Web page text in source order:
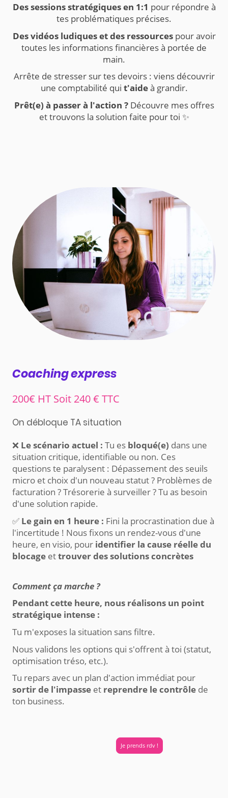
Des sessions stratégiques en 1:1 pour répondre à
tes problématiques précises.
Des vidéos ludiques et des ressourcespour avoir
toutes les informations financières à portée de
main.
Arrête de stresser sur tes devoirs : viens découvrir
une comptabilité qui t'aideà grandir.
Prêt(e) à passer à l'action ?Découvre mes offres
et trouvons la solution faite pour toi ✨
Coaching express
200€ HT Soit 240 € TTC
On débloque TA situation
❌ Le scénario actuel : Tu es bloqué(e) dans une
situation critique, identifiable ou non. Ces
questions te paralysent : Dépassement des seuils
micro et choix d'un nouveau statut ? Problèmes de
facturation ? Trésorerie à surveiller ? Tu as besoin
d'une solution rapide.
✅ Le gain en 1 heure : Fini la procrastination due à
l'incertitude ! Nous fixons un rendez-vous d'une
heure, en visio, pour identifier la cause réelle du
blocage ettrouver des solutions concrètes
Comment ça marche ?
Pendant cette heure, nous réalisons un point
stratégique intense :
Tu m'exposes la situation sans filtre.
Nous validons les options qui s'offrent à toi (statut,
optimisation tréso, etc.).
Tu repars avec un plan d'action immédiat pour
sortir de l'impasse et reprendre le contrôle de
ton business.
Je prends rdv !